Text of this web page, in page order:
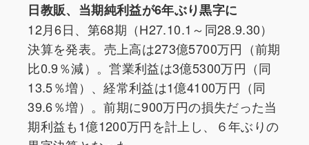
日教販、当期純利益が6年ぶり黒字に
12月6日、第68期（H27.10.1～同28.9.30）
決算を発表。売上高は273億5700万円（前期
比0.9％減）。営業利益は3億5300万円（同
13.5％増）、経常利益は1億4100万円（同
39.6％増）。前期に900万円の損失だった当
期利益も1億1200万円を計上し、６年ぶりの